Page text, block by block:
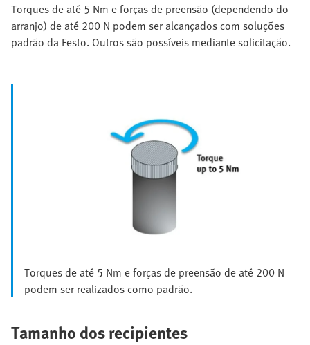
Torques de até 5 Nm e forças de preensão (dependendo do
arranjo) de até 200 N podem ser alcançados com soluções
padrão da Festo. Outros são possíveis mediante solicitação.
Torques de até 5 Nm e forças de preensão de até 200 N
podem ser realizados como padrão.
Tamanho dos recipientes